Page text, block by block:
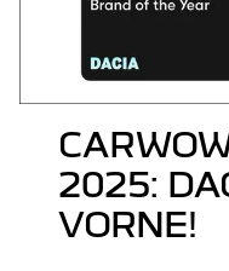
2025:
VORNE!